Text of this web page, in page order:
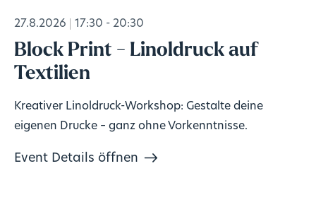
27.8.2026 17:30 - 20:30
Block Print - Linoldruck auf
Textilien
Kreativer Linoldruck-Workshop: Gestalte deine
eigenen Drucke – ganz ohne Vorkenntnisse.
Event Details öffnen